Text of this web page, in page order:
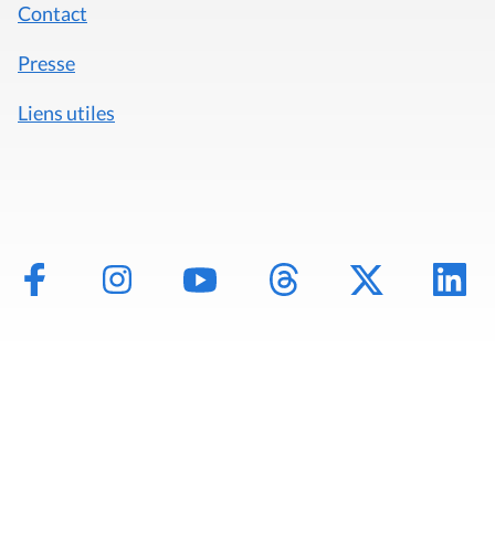
Contact
Presse
Liens utiles